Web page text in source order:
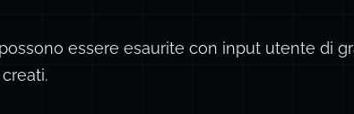
essere esaurite con input utente di